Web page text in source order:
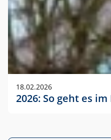
18.02.2026
2026: So geht es